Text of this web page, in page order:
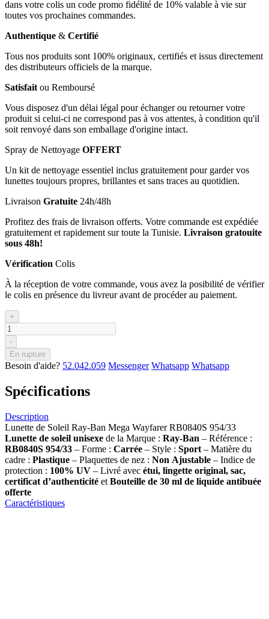
dans votre colis un code promo fidélité de 10% valable à vie sur
toutes vos prochaines commandes.
Authentique & Certifié
Tous nos produits sont 100% originaux, certifiés et issus directement
des distributeurs officiels de la marque.
Satisfait ou Remboursé
Vous disposez d'un délai légal pour échanger ou retourner votre
produit si celui-ci ne correspond pas à vos attentes, à condition qu'il
soit renvoyé dans son emballage d'origine intact.
Spray de Nettoyage OFFERT
Un kit de nettoyage essentiel inclus gratuitement pour garder vos
lunettes toujours propres, brillantes et sans traces au quotidien.
Livraison Gratuite 24h/48h
Profitez des frais de livraison offerts. Votre commande est expédiée
gratuitement et rapidement sur toute la Tunisie. Livraison gratouite
sous 48h!
Vérification Colis
À la réception de votre commande, vous avez la posibilité de vérifier
le colis en présence du livreur avant de procéder au paiement.
+
-
En rupture
Besoin d'aide? 52.042.059 Messenger Whatsapp Whatsapp
Spécifications
Description
Lunette de Soleil Ray-Ban Mega Wayfarer RB0840S 954/33
Lunette de soleil unisexe de la Marque : Ray-Ban – Référence :
RB0840S 954/33 – Forme : Carrée – Style : Sport – Matière du
cadre : Plastique – Plaquettes de nez : Non Ajustable – Indice de
protection : 100% UV – Livré avec étui, lingette original, sac,
certificat d’authenticité et Bouteille de 30 ml de liquide antibuée
offerte
Caractéristiques